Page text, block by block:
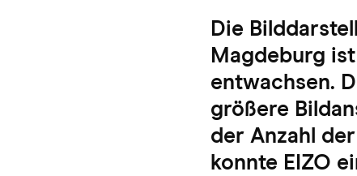
Die
Magdeburg
entwachsen.
größere
der Anzahl
konnte EIZO